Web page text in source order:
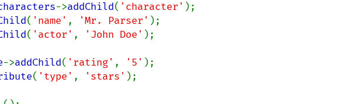
->addChild( 'character'
( 'name' , 'Mr. Parser'
( 'actor' , 'John Doe' );
->addChild( 'rating' , '5'
( 'type' , 'stars' );